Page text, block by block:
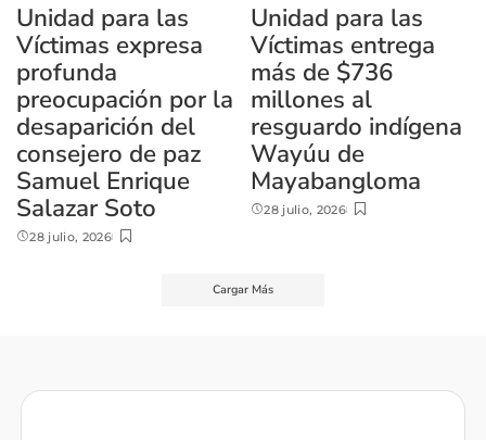
Unidad para las
Víctimas expresa
profunda
preocupación por la
desaparición del
consejero de paz
Samuel Enrique
Salazar Soto
28 julio, 2026
Unidad para las
Víctimas entrega
más de $736
millones al
resguardo indígena
Wayúu de
Mayabangloma
28 julio, 2026
Cargar Más